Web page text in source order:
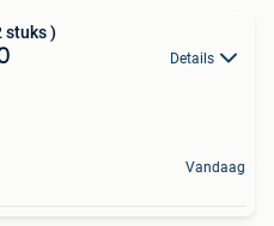
stuks )
Details
Vandaag